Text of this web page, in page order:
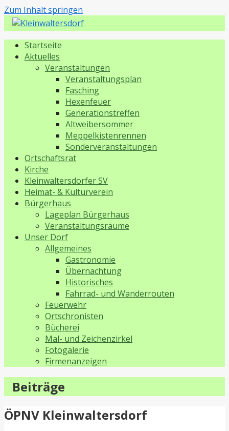
Zum Inhalt springen
Kleinwaltersdorf
Startseite
Aktuelles
Veranstaltungen
Veranstaltungsplan
Fasching
Hexenfeuer
Generationstreffen
Altweibersommer
Meppelkistenrennen
Sonderveranstaltungen
Ortschaftsrat
Kirche
Kleinwaltersdorfer SV
Heimat- & Kulturverein
Bürgerhaus
Lageplan Bürgerhaus
Veranstaltungsräume
Unser Dorf
Allgemeines
Gastronomie
Übernachtung
Historisches
Fahrrad- und Wanderrouten
Feuerwehr
Ortschronisten
Bücherei
Mal- und Zeichenzirkel
Fotogalerie
Firmenanzeigen
Beiträge
ÖPNV Kleinwaltersdorf